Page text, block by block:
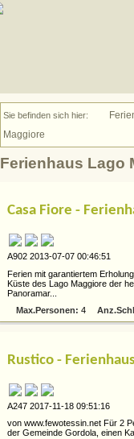
Sie befinden sich hier:
Maggiore
Ferienhaus Lago
Casa Fiore -
A902 2013-07-07 00:46:51
Ferien mit garantiertem
Küste des Lago Maggiore der
Panoramar...
Max.Personen: 4
Rustico -
A247 2017-11-18 09:51:16
von www.fewotessin.net Für 2
der Gemeinde Gordola, einen